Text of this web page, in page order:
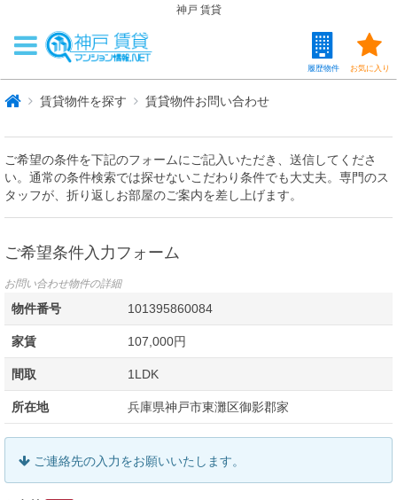
神戸 賃貸
お気に入り
履歴物件
賃貸物件を探す 賃貸物件お問い合わせ
ご希望の条件を下記のフォームにご記入いただき、送信してくださ
い。通常の条件検索では探せないこだわり条件でも大丈夫。専門のス
タッフが、折り返しお部屋のご案内を差し上げます。
ご希望条件入力フォーム
お問い合わせ物件の詳細
物件番号 101395860084
家賃 107,000円
間取 1LDK
所在地 兵庫県神戸市東灘区御影郡家
ご連絡先の入力をお願いいたします。